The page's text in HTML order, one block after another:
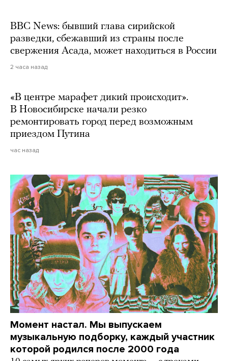
BBC News: бывший глава сирийской
разведки, сбежавший из страны после
свержения Асада, может находиться в России
2 часа назад
«В центре марафет дикий происходит».
В Новосибирске начали резко
ремонтировать город перед возможным
приездом Путина
час назад
Момент настал. Мы выпускаем
музыкальную подборку, каждый участник
которой родился после 2000 года